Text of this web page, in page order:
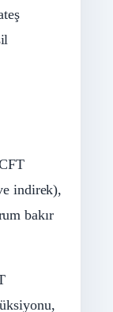
indirek),
bakır